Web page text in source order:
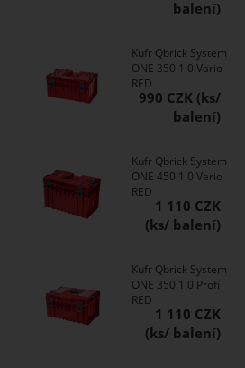
Kufr Qbrick System
ONE 350 1.0 Vario
RED
990 CZK
Kufr Qbrick System
ONE 450 1.0 Vario
RED
1 110 CZK
Kufr Qbrick System
ONE 350 1.0 Profi
RED
1 110 CZK